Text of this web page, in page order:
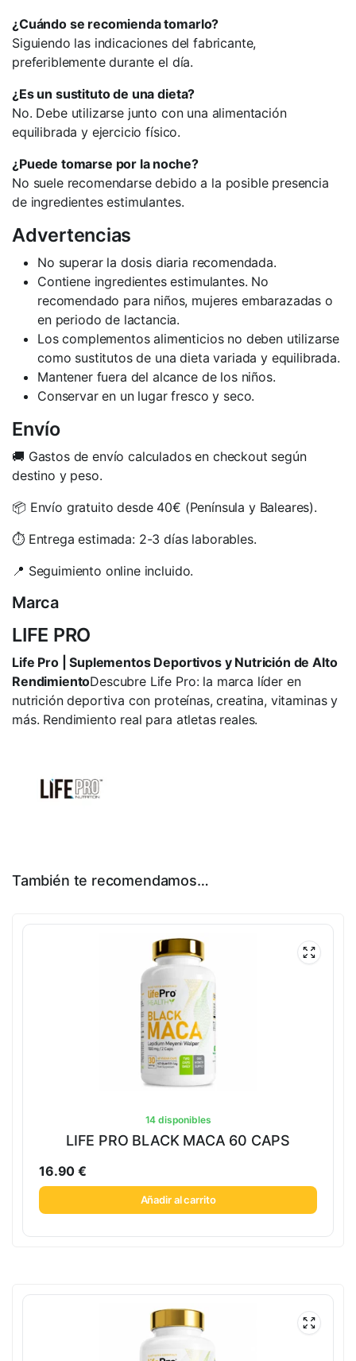
¿Cuándo se recomienda tomarlo?
Siguiendo las indicaciones del fabricante,
preferiblemente durante el día.
¿Es un sustituto de una dieta?
No. Debe utilizarse junto con una alimentación
equilibrada y ejercicio físico.
¿Puede tomarse por la noche?
No suele recomendarse debido a la posible presencia
de ingredientes estimulantes.
Advertencias
No superar la dosis diaria recomendada.
Contiene ingredientes estimulantes. No
recomendado para niños, mujeres embarazadas o
en periodo de lactancia.
Los complementos alimenticios no deben utilizarse
como sustitutos de una dieta variada y equilibrada.
Mantener fuera del alcance de los niños.
Conservar en un lugar fresco y seco.
Envío
🚚 Gastos de envío calculados en checkout según
destino y peso.
📦 Envío gratuito desde 40€ (Península y Baleares).
⏱️ Entrega estimada: 2-3 días laborables.
📍 Seguimiento online incluido.
Marca
LIFE PRO
Life Pro | Suplementos Deportivos y Nutrición de Alto
RendimientoDescubre Life Pro: la marca líder en
nutrición deportiva con proteínas, creatina, vitaminas y
más. Rendimiento real para atletas reales.
También te recomendamos…
14 disponibles
LIFE PRO BLACK MACA 60 CAPS
16.90€
Añadir al carrito